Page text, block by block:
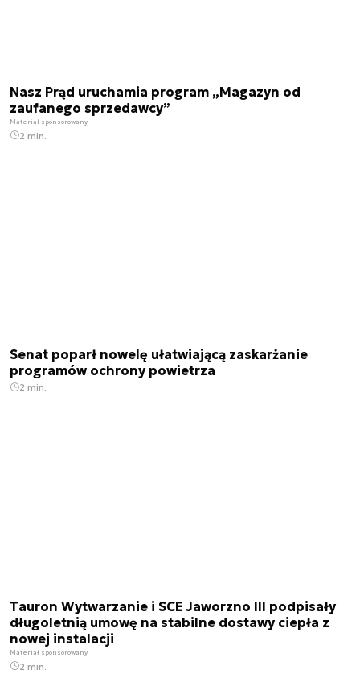
Nasz Prąd uruchamia program „Magazyn od
zaufanego sprzedawcy”
Materiał sponsorowany
2 min.
Senat poparł nowelę ułatwiającą zaskarżanie
programów ochrony powietrza
2 min.
Tauron Wytwarzanie i SCE Jaworzno III podpisały
długoletnią umowę na stabilne dostawy ciepła z
nowej instalacji
Materiał sponsorowany
2 min.